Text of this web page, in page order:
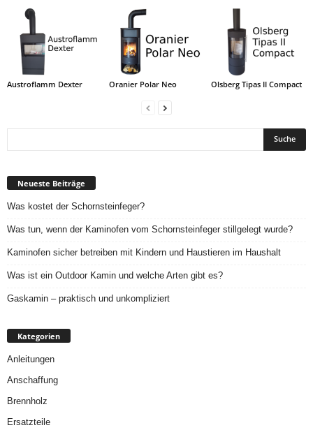
Austroflamm Dexter Oranier Polar Neo Olsberg Tipas II Compact
Neueste Beiträge
Was kostet der Schornsteinfeger?
Was tun, wenn der Kaminofen vom Schornsteinfeger stillgelegt wurde?
Kaminofen sicher betreiben mit Kindern und Haustieren im Haushalt
Was ist ein Outdoor Kamin und welche Arten gibt es?
Gaskamin – praktisch und unkompliziert
Kategorien
Anleitungen
Anschaffung
Brennholz
Ersatzteile